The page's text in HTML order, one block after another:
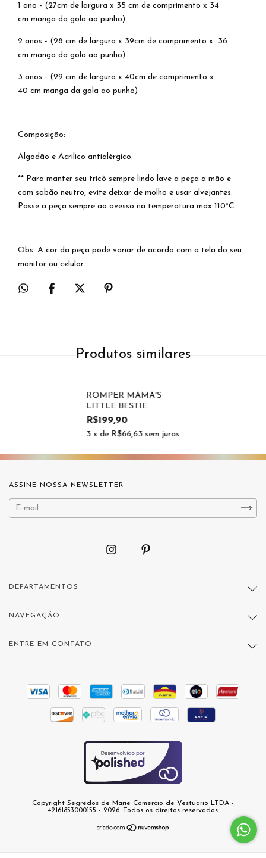
1 ano - (27cm de largura x 35 cm de comprimento x 34
cm manga da gola ao punho)
2 anos - (28 cm de largura x 39cm de comprimento x 36
cm manga da gola ao punho)
3 anos - (29 cm de largura x 40cm de comprimento x
40 cm manga da gola ao punho)
Composição:
Algodão e Acrilico antialérgico.
** Para manter seu tricô sempre lindo lave a peça a mão e
com sabão neutro, evite deixar de molho e usar alvejantes.
Passe a peça sempre ao avesso na temperatura max 110°C
Obs: A cor da peça pode variar de acordo com a tela do seu
monitor ou celular.
Produtos similares
ROMPER MAMA'S
LITTLE BESTIE.
R$199,90
3 x de R$66,63 sem juros
ASSINE NOSSA NEWSLETTER
DEPARTAMENTOS
NAVEGAÇÃO
ENTRE EM CONTATO
Copyright Segredos de Marie Comercio de Vestuario LTDA -
42161853000155 - 2026. Todos os direitos reservados.